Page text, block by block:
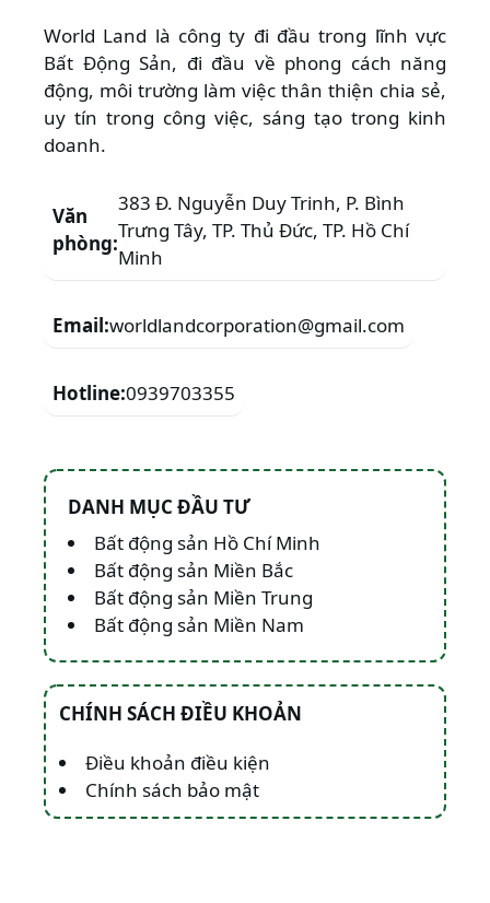
World Land là công ty đi đầu trong lĩnh vực
Bất Động Sản, đi đầu về phong cách năng
động, môi trường làm việc thân thiện chia sẻ,
uy tín trong công việc, sáng tạo trong kinh
doanh.
Văn
phòng:
383 Đ. Nguyễn Duy Trinh, P. Bình
Trưng Tây, TP. Thủ Đức, TP. Hồ Chí
Minh
Email:worldlandcorporation@gmail.com
Hotline:0939703355
DANH MỤC ĐẦU TƯ
Bất động sản Hồ Chí Minh
Bất động sản Miền Bắc
Bất động sản Miền Trung
Bất động sản Miền Nam
CHÍNH SÁCH ĐIỀU KHOẢN
Điều khoản điều kiện
Chính sách bảo mật